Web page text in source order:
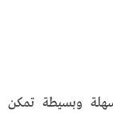
وبسيطة تمكن